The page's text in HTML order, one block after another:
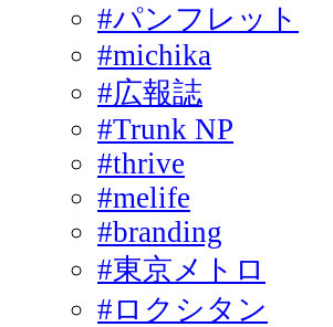
#パンフレット
#michika
#広報誌
#Trunk NP
#thrive
#melife
#branding
#東京メトロ
#ロクシタン